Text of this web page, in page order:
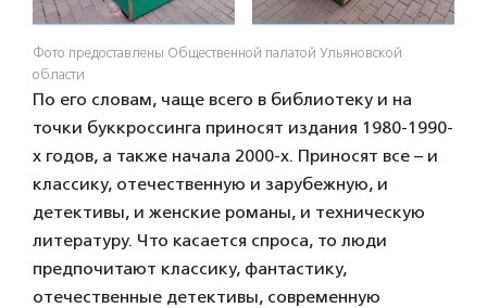
Фото предоставлены Общественной палатой Ульяновской
области
По его словам, чаще всего в библиотеку и на
точки буккроссинга приносят издания 1980-1990-
х годов, а также начала 2000-х. Приносят все – и
классику, отечественную и зарубежную, и
детективы, и женские романы, и техническую
литературу. Что касается спроса, то люди
предпочитают классику, фантастику,
отечественные детективы, современную